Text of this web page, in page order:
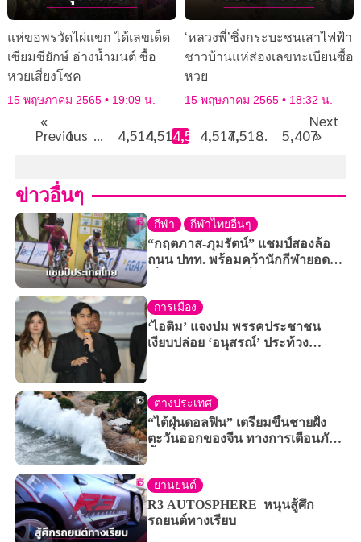
แห่ขอพรวัดไผ่แขก ได้เลขเด็ด
เซียมซียักษ์ อ่างน้ำมนต์ ซื้อ
หวยเสี่ยงโชค
15 พฤษภาคม 2565 19:09 น.
‘หลวงพี่’ซิ่งกระบะชนเสาไฟฟ้า
ชาวบ้านแห่ส่องเลขทะเบียนซื้อ
หวย
15 พฤษภาคม 2565 18:32 น.
«
Previous
1 … 4,5144,5154,5164,5174,518… 5,407
Next
»
ข่าวอื่นๆ
กีฬา กีฬาไทยอื่นๆ
“กฤตภาส-ภุมรัตน์” แชมป์สองล้อ
ถนน ปทท. พร้อมคว้านักกีฬายอด
เยี่ยมปี 2569 “ผอ.เขื่อนภูมิพล”
การเมือง
‘ไอติม’ แจงปม พรรคประชาชน
เงียบปล่อย ‘อนุสรณ์’ ประท้วง
รัฐสภาต้อนรับ ‘มิน ออง ไลง์’ อยู่คน
เดียว
ต่างประเทศ
“ไต้ฝุ่นดอลฟิน” เตรียมขึ้นชายฝั่ง
ตะวันออกของจีน ทางการเตือนภัย
น้ำท่วม-ดินถล่ม
ยานยนต์
R3 AUTOSPHERE หนุนสู้ศึก
รถยนต์ทางเรียบ